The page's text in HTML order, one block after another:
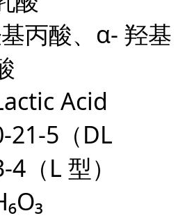
丙酸、α- 羟基
Acid
21-5（DL
（L 型）